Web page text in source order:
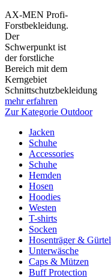
AX-MEN Profi-
Forstbekleidung.
Der
Schwerpunkt ist
der forstliche
Bereich mit dem
Kerngebiet
Schnittschutzbekleidung
mehr erfahren
Zur Kategorie Outdoor
Jacken
Schuhe
Accessories
Schuhe
Hemden
Hosen
Hoodies
Westen
T-shirts
Socken
Hosenträger & Gürtel
Unterwäsche
Caps & Mützen
Buff Protection